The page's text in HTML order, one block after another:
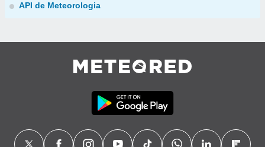
API de Meteorologia